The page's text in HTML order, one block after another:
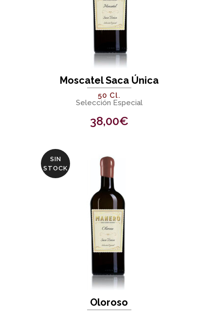
Moscatel Saca Única
50 Cl.
Selección Especial
38,00€
SIN
STOCK
Oloroso